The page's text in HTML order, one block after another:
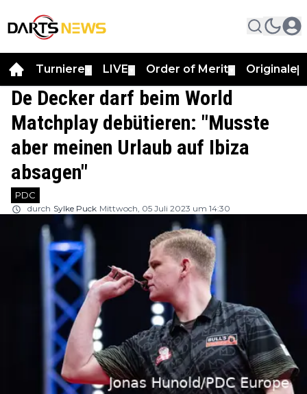
Turniere LIVE Order of Merit Originale
De Decker darf beim World
Matchplay debütieren: "Musste
aber meinen Urlaub auf Ibiza
absagen"
PDC
durch Sylke Puck Mittwoch, 05 Juli 2023 um 14:30